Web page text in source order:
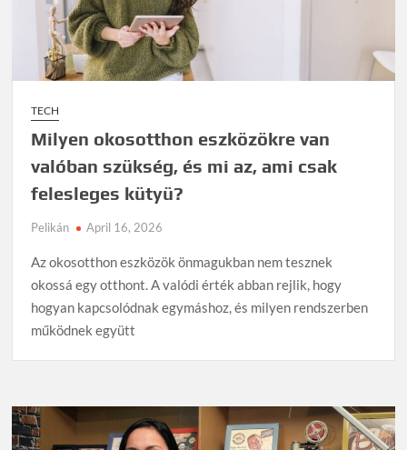
folyamatot? Az első nap élménye mint stratégiai HR-
eszköz
Farmer Expo: útkeresés és tudományos válaszok
A kereskedelem lehet a fenntarthatóság kulcsa
Viharos jövő: így változik a magyar klíma
Helyi családi vállalkozás segíti, hogy környezetbarát
Már az éjszaka sem mindig hoz enyhülést: ezért torpan
TECH
Milyen okosotthon eszközökre van
valóban szükség, és mi az, ami csak
felesleges kütyü?
Pelikán April 16, 2026
Az okosotthon eszközök önmagukban nem tesznek
okossá egy otthont. A valódi érték abban rejlik, hogy
hogyan kapcsolódnak egymáshoz, és milyen rendszerben
működnek együtt